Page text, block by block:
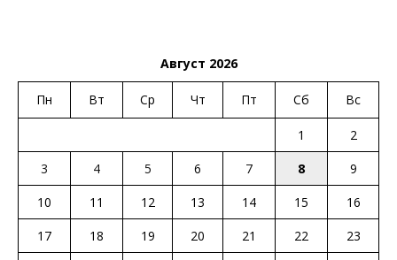
Август 2026
Пн Вт Ср Чт Пт Сб Вс
1
2
3
4 5 6 7 8
9
10
11 12 13 14 15
16
17
18 19 20 21 22
23